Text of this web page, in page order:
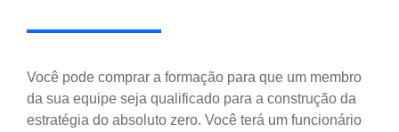
Você pode comprar a formação para que um membro
da sua equipe seja qualificado para a construção da
estratégia do absoluto zero. Você terá um funcionário